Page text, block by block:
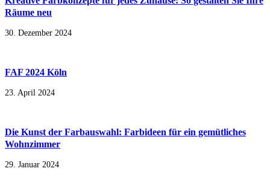
Räume neu
30. Dezember 2024
FAF 2024 Köln
23. April 2024
Die Kunst der Farbauswahl: Farbideen für ein gemütliches
Wohnzimmer
29. Januar 2024